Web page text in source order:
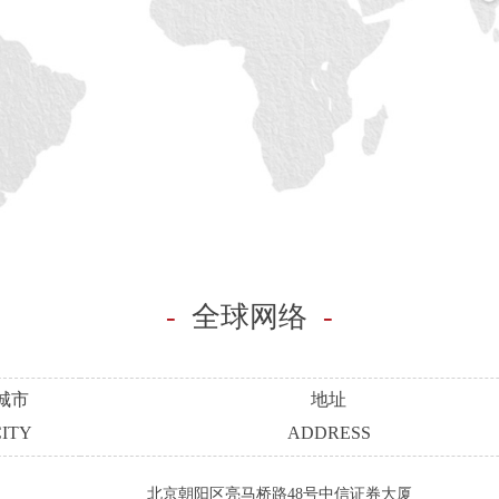
- 全球网络 -
市
地址
ADDRESS
北京朝阳区亮马桥路48号中信证券大厦